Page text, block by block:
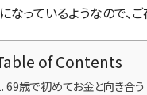
なっているようなので、
of Contents
69歳で初めてお金と向き合う